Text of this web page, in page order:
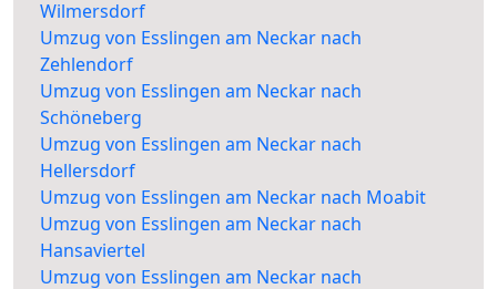
Wilmersdorf
Umzug von Esslingen am Neckar nach
Zehlendorf
Umzug von Esslingen am Neckar nach
Schöneberg
Umzug von Esslingen am Neckar nach
Hellersdorf
Umzug von Esslingen am Neckar nach Moabit
Umzug von Esslingen am Neckar nach
Hansaviertel
Umzug von Esslingen am Neckar nach